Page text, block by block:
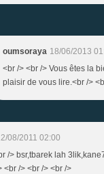
oumsoraya 18/06/2013
<br /> <br /> Vous êtes la
plaisir de vous lire.<br />
08/2011 02:00
/> bsr,tbarek lah
<br /> <br /> <br />